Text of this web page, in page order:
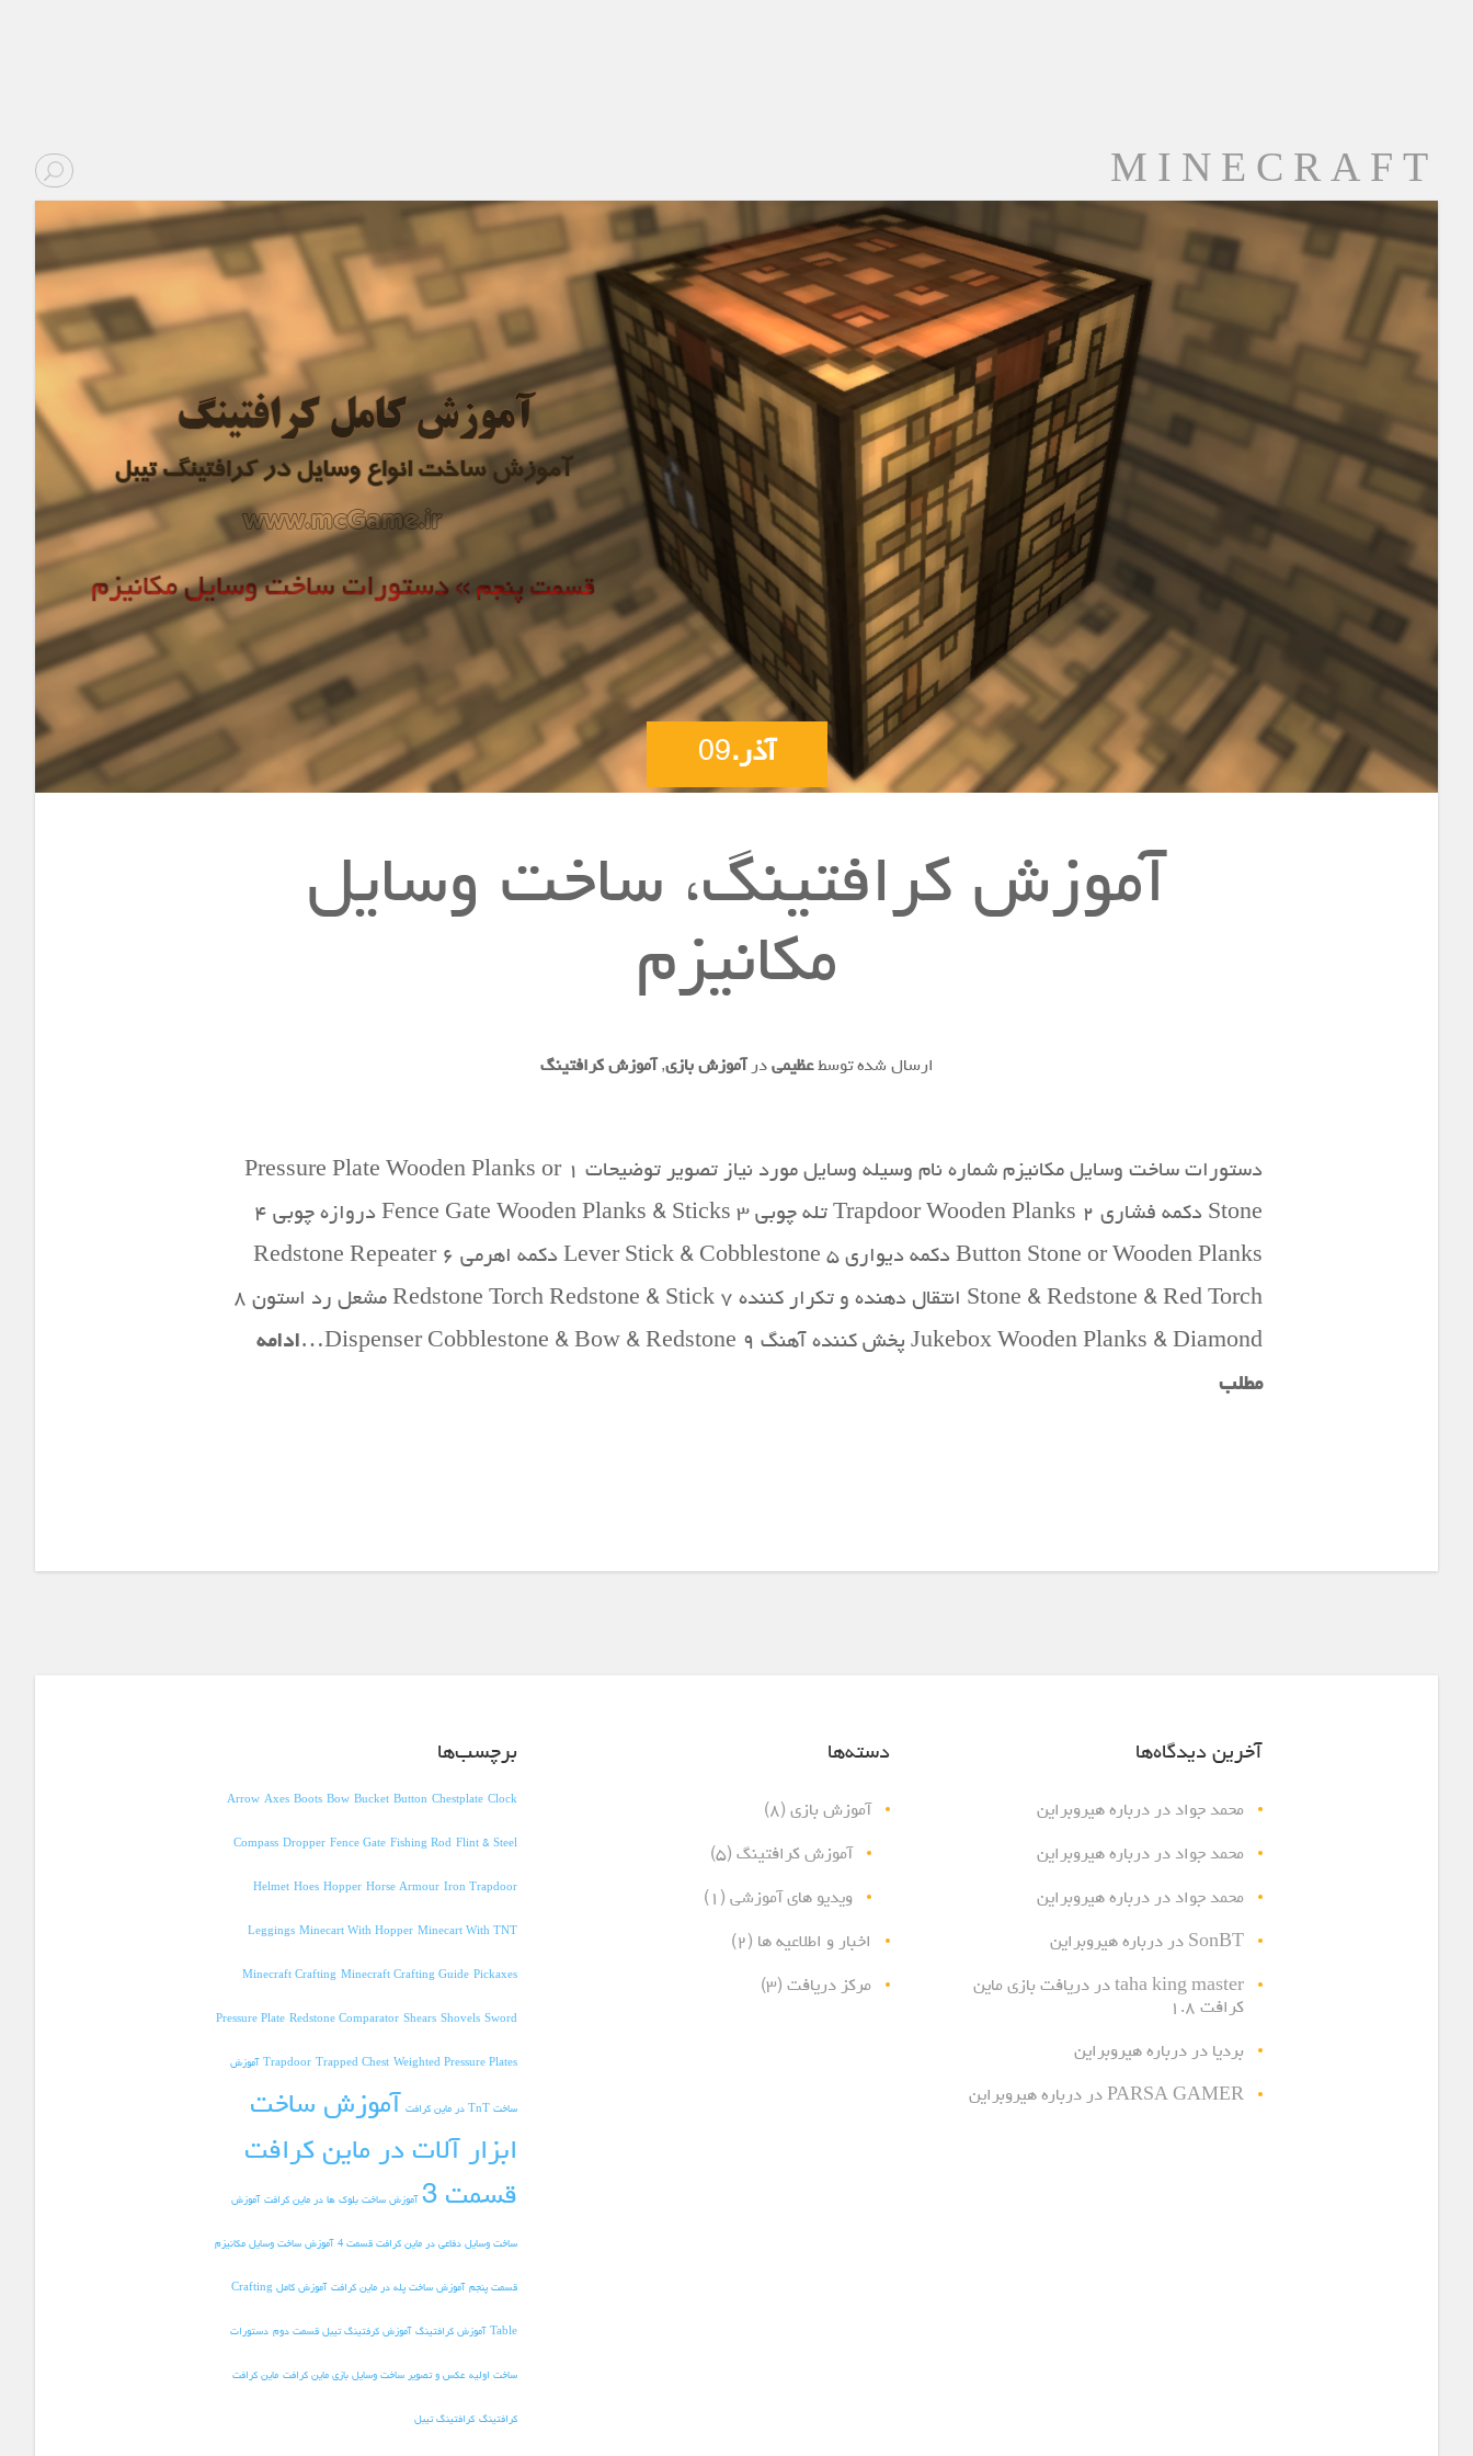
MINECRAFT
آذر.09
آموزش کرافتینگ، ساخت وسایل
مکانیزم
ارسال شده توسطعظیمی درآموزش بازی,آموزش کرافتینگ
دستورات ساخت وسایل مکانیزم شماره نام وسیله وسایل مورد نیاز تصویر توضیحات ۱ Pressure Plate Wooden Planks or
Stone دکمه فشاری ۲ Trapdoor Wooden Planks تله چوبی ۳ Fence Gate Wooden Planks & Sticks دروازه چوبی ۴
Button Stone or Wooden Planks دکمه دیواری ۵ Lever Stick & Cobblestone دکمه اهرمی ۶ Redstone Repeater
Stone & Redstone & Red Torch انتقال دهنده و تکرار کننده ۷ Redstone Torch Redstone & Stick مشعل رد استون ۸
Jukebox Wooden Planks & Diamond پخش کننده آهنگ ۹ Dispenser Cobblestone & Bow & Redstone…
ادامه
مطلب
برچسب‌ها
Arrow Axes Boots Bow Bucket Button Chestplate Clock
Compass Dropper Fence Gate Fishing Rod Flint & Steel
Helmet Hoes Hopper Horse Armour Iron Trapdoor
Leggings Minecart With Hopper Minecart With TNT
Minecraft Crafting Minecraft Crafting Guide Pickaxes
Pressure Plate Redstone Comparator Shears Shovels Sword
Trapdoor Trapped Chest Weighted Pressure Plates آموزش
ساخت TnT در ماین کرافت
آموزش ساخت
ابزار آلات در ماین کرافت
قسمت 3
آموزش ساخت بلوک ها در ماین کرافت آموزش
ساخت وسایل دفاعی در ماین کرافت قسمت 4 آموزش ساخت وسایل مکانیزم
قسمت پنجم آموزش ساخت پله در ماین کرافت آموزش کامل Crafting
Table آموزش کرافتینگ آموزش کرفتینگ تیبل قسمت دوم دستورات
ساخت اولیه عکس و تصویر ساخت وسایل بازی ماین کرافت ماین کرافت
کرافتینگ کرافتینگ تیبل
دسته‌ها
آموزش بازی (۸)
آموزش کرافتینگ (۵)
ویدیو های آموزشی (۱)
اخبار و اطلاعیه ها (۲)
مرکز دریافت (۳)
آخرین دیدگاه‌ها
محمد جواد در درباره هیروبراین
محمد جواد در درباره هیروبراین
محمد جواد در درباره هیروبراین
SonBT در درباره هیروبراین
taha king master در دریافت بازی ماین
کرافت ۱.۸
بردیا در درباره هیروبراین
PARSA GAMER در درباره هیروبراین